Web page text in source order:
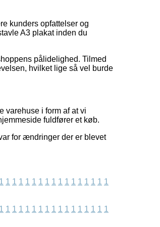
kunders opfattelser og
A3 plakat inden du
pålidelighed. Tilmed
hvilket lige så vel burde
varehuse i form af at vi
fuldfører et køb.
for ændringer der er blevet
1 1 1 1 1 1 1 1 1 1 1 1 1 1 1 1 1
1 1 1 1 1 1 1 1 1 1 1 1 1 1 1 1 1